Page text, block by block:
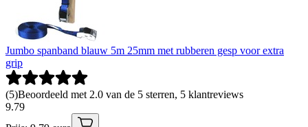
Jumbo spanband blauw 5m 25mm met rubberen gesp voor extra
grip
(5)Beoordeeld met 2.0 van de 5 sterren, 5 klantreviews
9.79